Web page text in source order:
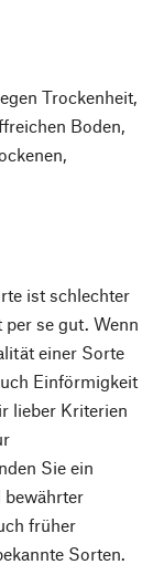
Trockenheit,
Boden,
ist schlechter
per se gut. Wenn
einer Sorte
Einförmigkeit
lieber Kriterien
Sie ein
bewährter
früher
Sorten.